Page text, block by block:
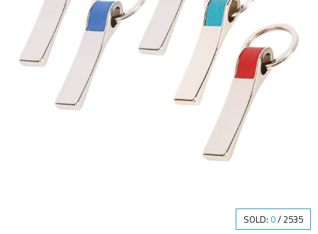
SOLD: 0/2535